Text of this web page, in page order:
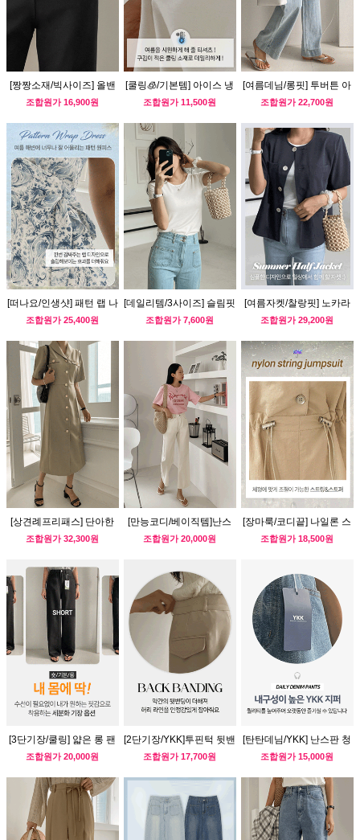
[짱짱소재/빅사이즈] 올밴
딩 와이드 슬랙스
조합원가16,900원
[쿨링🧊/기본템] 아이스 냉
감 반팔티 (브이넥ver)
조합원가11,500원
[여름데님/롱핏] 투버튼 아
웃포켓 데님 팬츠
조합원가22,700원
[떠나요/인생샷] 패턴 랩 나
시 원피스
조합원가25,400원
[데일리템/3사이즈] 슬림핏
쫀쫀 라운드티
조합원가7,600원
[여름자켓/찰랑핏] 노카라
아웃포켓 반팔자켓
조합원가29,200원
[상견례프리패스] 단아한
숄카라 원피스
조합원가32,300원
[만능코디/베이직템]난스
판 일자핏 코튼팬츠
조합원가20,000원
[장마룩/코디끝] 나일론 스
트링 점프수트
조합원가18,500원
[3단기장/쿨링] 얇은 롱 팬
츠
조합원가20,000원
[2단기장/YKK]투핀턱 뒷밴
딩 하프슬랙스
조합원가17,700원
[탄탄데님/YKK] 난스판 청
반바지
조합원가15,000원